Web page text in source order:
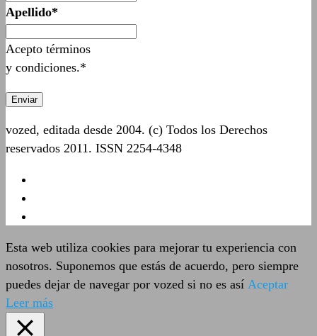
Apellido*
Acepto términos
y condiciones.*
vozed, editada desde 2004. (c) Todos los Derechos
reservados 2011. ISSN 2254-4348
Esta web utiliza cookies para mejorar tu experiencia con
nosotros. Suponemos que estás de acuerdo, pero siempre
puedes dejar de navegar por vozed si no es así Aceptar
Leer más